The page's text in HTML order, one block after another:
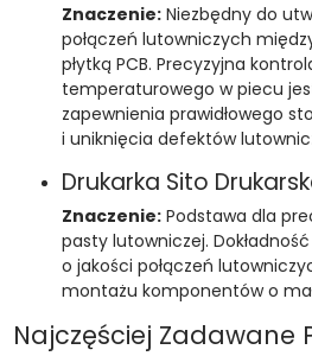
Znaczenie:Niezbędny do
połączeń lutowniczych
płytką PCB. Precyzyjna
temperaturowego w piecu
zapewnienia prawidłowego
i uniknięcia defektów
Drukarka Sito
Znaczenie:Podstawa dla
pasty lutowniczej.
o jakości połączeń
montażu komponentów o
Najczęściej Zadawane